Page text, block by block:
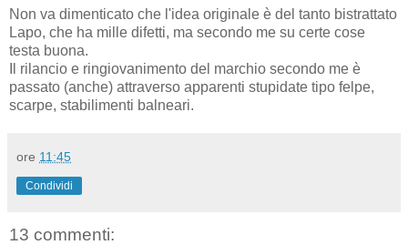
Non va dimenticato che l'idea originale è del tanto bistrattato
Lapo, che ha mille difetti, ma secondo me su certe cose
testa buona.
Il rilancio e ringiovanimento del marchio secondo me è
passato (anche) attraverso apparenti stupidate tipo felpe,
scarpe, stabilimenti balneari.
ore 11:45
Condividi
13 commenti: